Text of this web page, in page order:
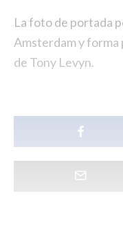
La foto de portada
Amsterdam y
de Tony Levyn.